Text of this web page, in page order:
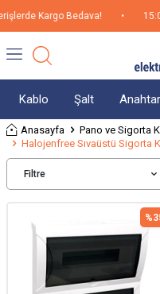
Kargo Bedava!
Kablo Şalt
Anasayfa Pano ve Sigorta
Halojenfree Sıvaüstü Sigorta
Filtre
%